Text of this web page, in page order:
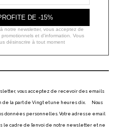
DE -15%
notre newsletter, vous acceptez de
promotionnels et d'information. Vous
désinscrire à tout moment
vous acceptez de recevoir des emails
de la part de Vingt et une heures dix. Nous
données personnelles. Votre adresse email
le cadre de l’envoi de notre newsletter et ne